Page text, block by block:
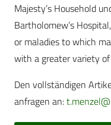
Majesty’s Household
Bartholomew’s
or maladies to which
with a greater variety
Den vollständigen
anfragen an: